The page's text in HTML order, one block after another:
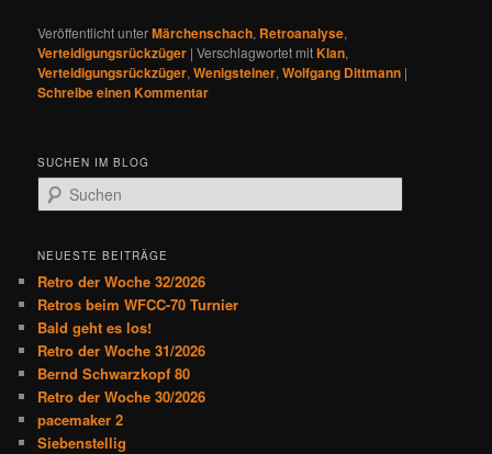
Veröffentlicht unterMärchenschach, Retroanalyse,
Verteidigungsrückzüger |Verschlagwortet mitKlan,
Verteidigungsrückzüger,Wenigsteiner,Wolfgang Dittmann |
Schreibe einen Kommentar
SUCHEN IM BLOG
u
h
n
NEUESTE BEITRÄGE
Retro der Woche 32/2026
Retros beim WFCC-70 Turnier
Bald geht es los!
Retro der Woche 31/2026
Bernd Schwarzkopf 80
Retro der Woche 30/2026
pacemaker 2
Siebenstellig